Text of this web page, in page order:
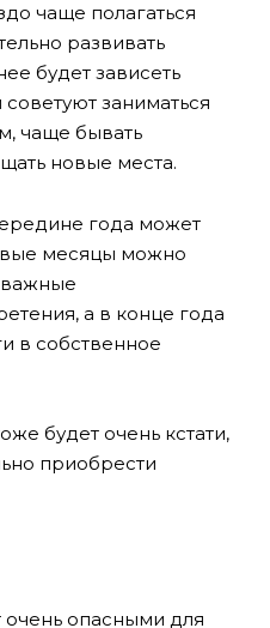
чаще полагаться
развивать
будет зависеть
заниматься
чаще бывать
новые места.
года может
месяцы можно
а в конце года
в собственное
будет очень кстати,
приобрести
опасными для